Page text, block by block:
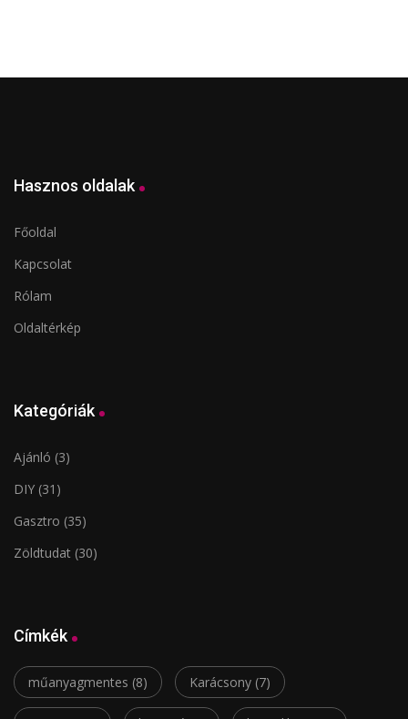
Hasznos oldalak
Főoldal
Kapcsolat
Rólam
Oldaltérkép
Kategóriák
Ajánló (3)
DIY (31)
Gasztro (35)
Zöldtudat (30)
Címkék
műanyagmentes (8) Karácsony (7)